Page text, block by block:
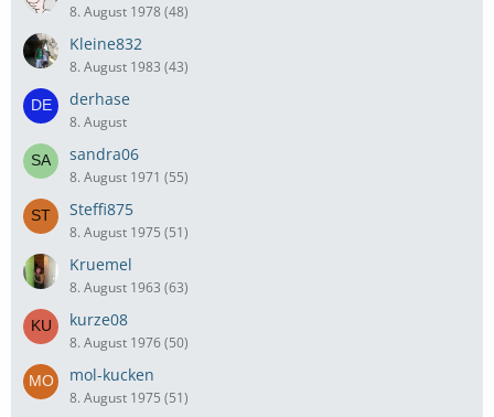
8. August 1978 (48)
Kleine832
8. August 1983 (43)
derhase
8. August
sandra06
8. August 1971 (55)
Steffi875
8. August 1975 (51)
Kruemel
8. August 1963 (63)
kurze08
8. August 1976 (50)
mol-kucken
8. August 1975 (51)